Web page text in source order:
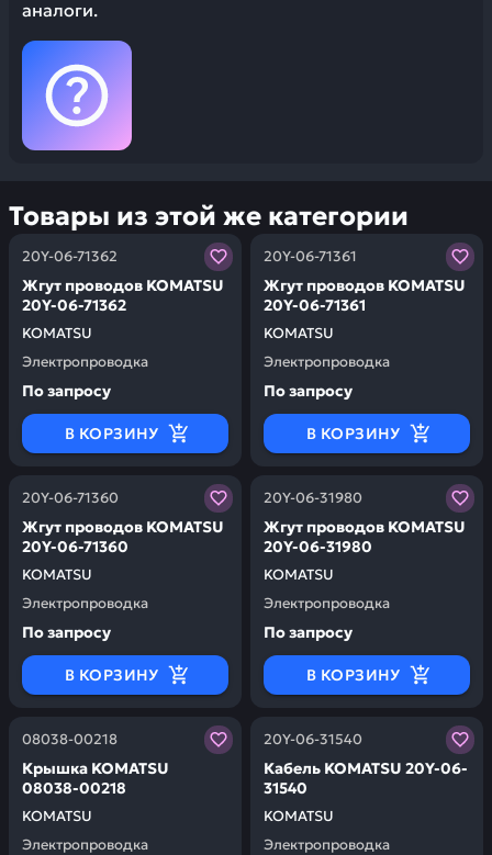
аналоги.
Товары из этой же категории
20Y-06-71362
KOMATSU
Жгут проводов KOMATSU
20Y-06-71362
Электропроводка
Заказывая запчасти у нас, вы получаете гарантию
По запросу
В КОРЗИНУ
20Y-06-71361
KOMATSU
Жгут проводов KOMATSU
20Y-06-71361
Электропроводка
Заказывая запчасти у
По запросу
В КОРЗИНУ
20Y-06-71360
KOMATSU
Жгут проводов KOMATSU
20Y-06-71360
Электропроводка
Заказывая запчасти у нас, вы получаете гарантию
По запросу
В КОРЗИНУ
20Y-06-31980
KOMATSU
Жгут проводов KOMATSU
20Y-06-31980
Электропроводка
Заказывая запчасти у
По запросу
В КОРЗИНУ
08038-00218
KOMATSU
Крышка KOMATSU
08038-00218
Электропроводка
Заказывая запчасти у нас, вы получаете гарантию
20Y-06-31540
KOMATSU
Кабель KOMATSU 20Y-06-
31540
Электропроводка
Заказывая запчасти у